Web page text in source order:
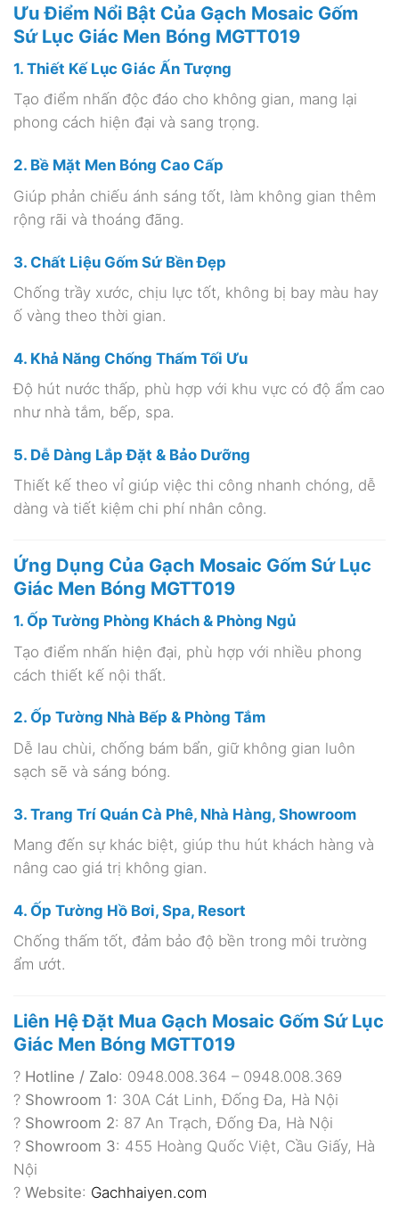
Ưu Điểm Nổi Bật Của Gạch Mosaic Gốm
Sứ Lục Giác Men Bóng MGTT019
1. Thiết Kế Lục Giác Ấn Tượng
Tạo điểm nhấn độc đáo cho không gian, mang lại
phong cách hiện đại và sang trọng.
2. Bề Mặt Men Bóng Cao Cấp
Giúp phản chiếu ánh sáng tốt, làm không gian thêm
rộng rãi và thoáng đãng.
3. Chất Liệu Gốm Sứ Bền Đẹp
Chống trầy xước, chịu lực tốt, không bị bay màu hay
ố vàng theo thời gian.
4. Khả Năng Chống Thấm Tối Ưu
Độ hút nước thấp, phù hợp với khu vực có độ ẩm cao
như nhà tắm, bếp, spa.
5. Dễ Dàng Lắp Đặt & Bảo Dưỡng
Thiết kế theo vỉ giúp việc thi công nhanh chóng, dễ
dàng và tiết kiệm chi phí nhân công.
Ứng Dụng Của Gạch Mosaic Gốm Sứ Lục
Giác Men Bóng MGTT019
1. Ốp Tường Phòng Khách & Phòng Ngủ
Tạo điểm nhấn hiện đại, phù hợp với nhiều phong
cách thiết kế nội thất.
2. Ốp Tường Nhà Bếp & Phòng Tắm
Dễ lau chùi, chống bám bẩn, giữ không gian luôn
sạch sẽ và sáng bóng.
3. Trang Trí Quán Cà Phê, Nhà Hàng, Showroom
Mang đến sự khác biệt, giúp thu hút khách hàng và
nâng cao giá trị không gian.
4. Ốp Tường Hồ Bơi, Spa, Resort
Chống thấm tốt, đảm bảo độ bền trong môi trường
ẩm ướt.
Liên Hệ Đặt Mua Gạch Mosaic Gốm Sứ Lục
Giác Men Bóng MGTT019
? Hotline / Zalo: 0948.008.364 – 0948.008.369
? Showroom 1: 30A Cát Linh, Đống Đa, Hà Nội
? Showroom 2: 87 An Trạch, Đống Đa, Hà Nội
? Showroom 3: 455 Hoàng Quốc Việt, Cầu Giấy, Hà
Nội
? Website: Gachhaiyen.com